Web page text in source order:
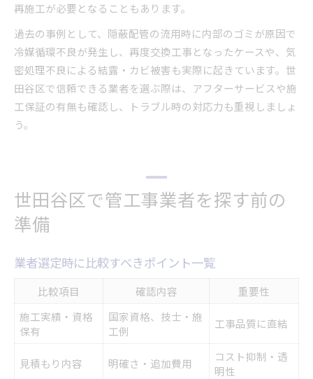
再施工が必要となることもあります。
過去の事例として、隠蔽配管の流用時に内部のゴミが原因で
冷媒循環不良が発生し、再度交換工事となったケースや、気
密処理不良による結露・カビ被害も実際に起きています。世
田谷区で信頼できる業者を選ぶ際は、アフターサービスや施
工保証の有無も確認し、トラブル時の対応力も重視しましょ
う。
世田谷区で管工事業者を探す前の
準備
業者選定時に比較すべきポイント一覧
比較項目 確認内容
重要性
施工実績・資格
保有
国家資格、技士・施
工例
工事品質に直結
見積もり内容 明確さ・追加費用
コスト抑制・透
明性